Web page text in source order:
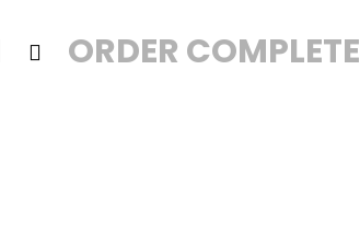
 ORDER COMPLETE